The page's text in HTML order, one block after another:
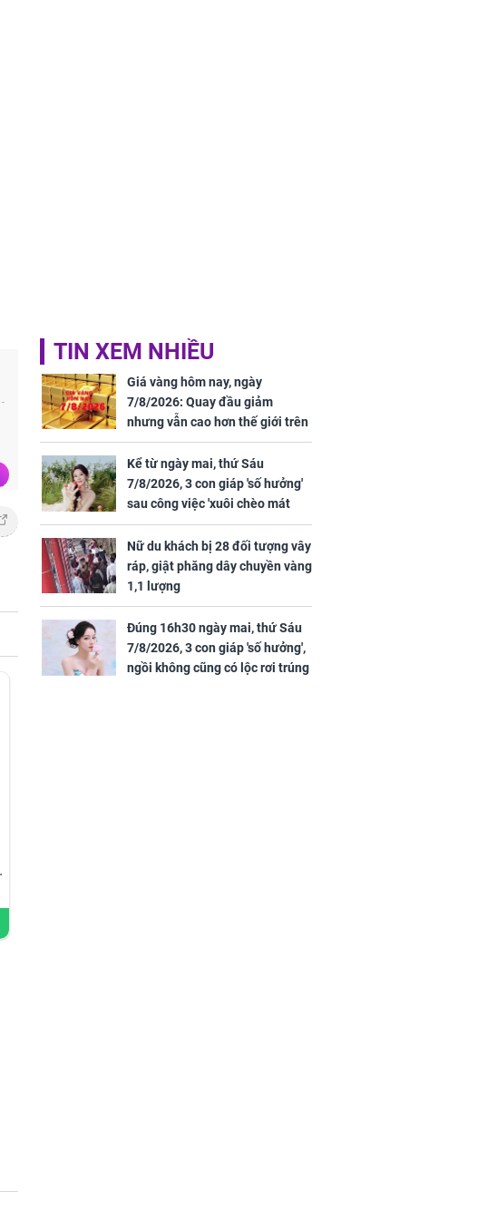
TIN XEM NHIỀU
Giá vàng hôm nay, ngày
7/8/2026: Quay đầu giảm
nhưng vẫn cao hơn thế giới trên
7 triệu đồng
Kể từ ngày mai, thứ Sáu
7/8/2026, 3 con giáp 'số hưởng'
sau công việc 'xuôi chèo mát
mái', tiền tài 'thu về như nước',
tình duyên viên mãn
Nữ du khách bị 28 đối tượng vây
ráp, giật phăng dây chuyền vàng
1,1 lượng
Đúng 16h30 ngày mai, thứ Sáu
7/8/2026, 3 con giáp 'số hưởng',
ngồi không cũng có lộc rơi trúng